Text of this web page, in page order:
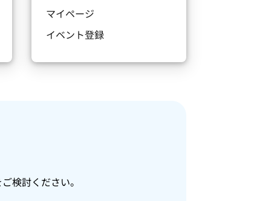
マイページ
イベント登録
検討ください。